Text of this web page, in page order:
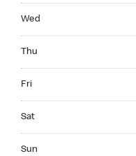
Wed
Thu
Fri
Sat
Sun